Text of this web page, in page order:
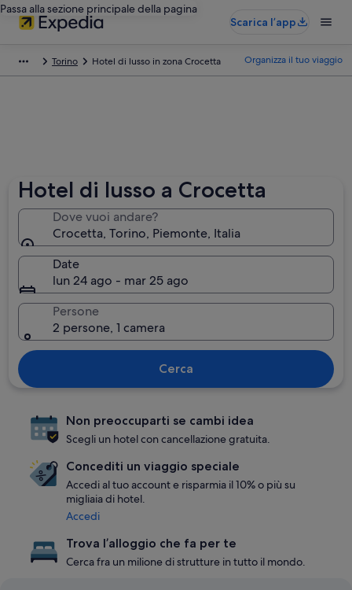
Passa alla sezione principale della pagina
Scarica l’app
Torino Hotel di lusso in zona Crocetta Organizza il tuo viaggio
Hotel di lusso a Crocetta
Dove vuoi andare?
Crocetta, Torino, Piemonte, Italia
Date
lun 24 ago - mar 25 ago
Persone
2 persone, 1 camera
Cerca
Non preoccuparti se cambi idea
Scegli un hotel con cancellazione gratuita.
Concediti un viaggio speciale
Accedi al tuo account e risparmia il 10% o più su
migliaia di hotel.
Accedi
Trova l’alloggio che fa per te
Cerca fra un milione di strutture in tutto il mondo.